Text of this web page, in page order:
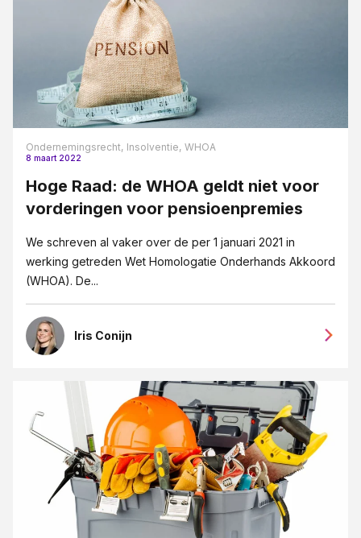
Ondernemingsrecht, Insolventie, WHOA
8 maart 2022
Hoge Raad: de WHOA geldt niet voor
vorderingen voor pensioenpremies
We schreven al vaker over de per 1 januari 2021 in
werking getreden Wet Homologatie Onderhands Akkoord
(WHOA). De...
Iris Conijn